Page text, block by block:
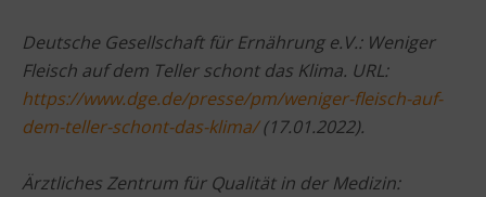
Deutsche Gesellschaft für Ernährung e.V.: Weniger
Fleisch auf dem Teller schont das Klima. URL:
https://www.dge.de/presse/pm/weniger-fleisch-auf-
dem-teller-schont-das-klima/(17.01.2022).
Ärztliches Zentrum für Qualität in der Medizin: